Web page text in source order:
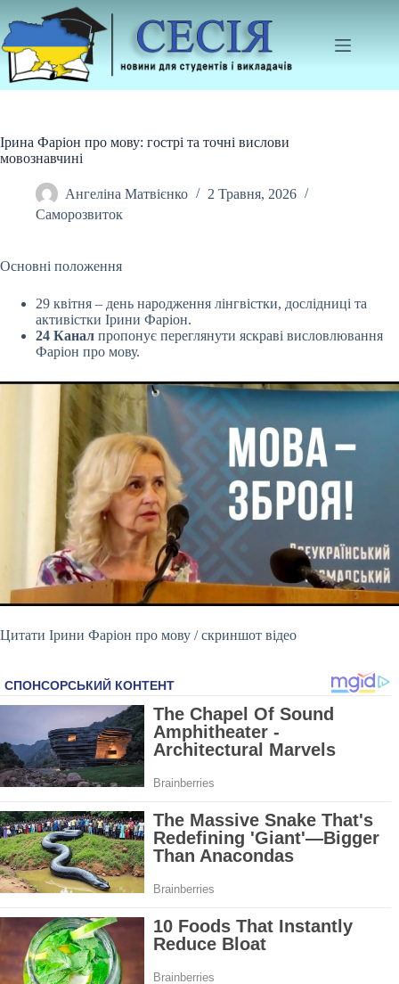
до
вмісту
Ірина Фаріон про мову: гострі та точні вислови
мовознавчині
Ангеліна Матвієнко
2 Травня, 2026
Саморозвиток
Основні положення
29 квітня – день народження лінгвістки, дослідниці та
активістки Ірини Фаріон.
24 Канал пропонує переглянути яскраві висловлювання
Фаріон про мову.
Цитати Ірини Фаріон про мову / скриншот відео